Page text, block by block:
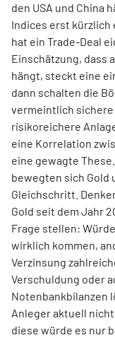
den USA und China
Indices erst kürzlich
hat ein Trade-Deal
Einschätzung, dass
hängt, steckt eine
dann schalten die
vermeintlich sichere
risikoreichere
eine Korrelation
eine gewagte
bewegten sich Gold
Gleichschritt.
Gold seit dem Jahr
Frage stellen:
wirklich kommen,
Verzinsung
Verschuldung oder
Notenbankbilanzen
Anleger aktuell
diese würde es nur